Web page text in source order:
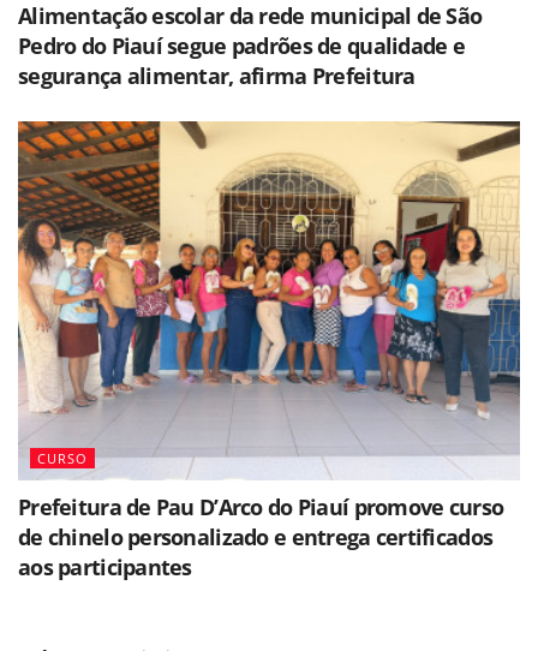
Alimentação escolar da rede municipal de São
Pedro do Piauí segue padrões de qualidade e
segurança alimentar, afirma Prefeitura
CURSO
Prefeitura de Pau D’Arco do Piauí promove curso
de chinelo personalizado e entrega certificados
aos participantes